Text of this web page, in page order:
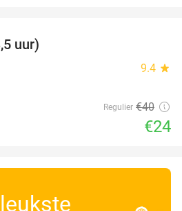
uur)
9.4 star
Regulier €40
€24